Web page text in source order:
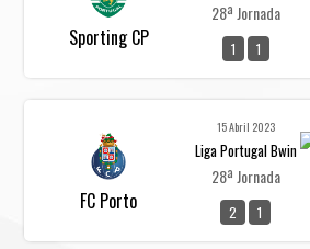
Sporting CP
28ª Jornada
1 1
FC Porto
15 Abril 2023
Liga Portugal Bwin
28ª Jornada
2 1